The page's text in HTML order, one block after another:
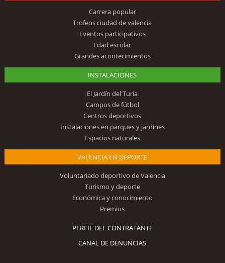
Carrera popular
Trofeos ciudad de valencia
Eventos participativos
Edad escolar
Grandes acontecimientos
INSTALACIONES
El Jardín del Turia
Campos de fútbol
Centros deportivos
Instalaciones en parques y jardines
Espacios naturales
VALENCIA EN DEPORTE
Voluntariado deportivo de Valencia
Turismo y deporte
Económica y conocimiento
Premios
PERFIL DEL CONTRATANTE
CANAL DE DENUNCIAS